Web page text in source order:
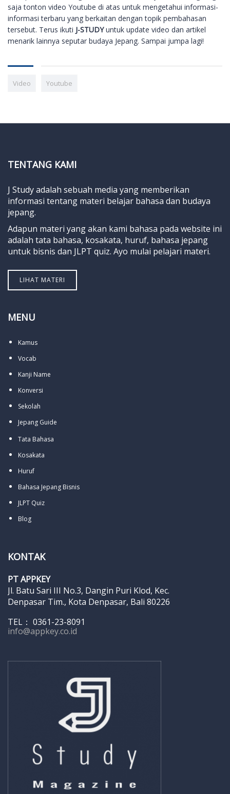
saja tonton video Youtube di atas untuk mengetahui informasi-
informasi terbaru yang berkaitan dengan topik pembahasan
tersebut. Terus ikuti J-STUDYuntuk update video dan artikel
menarik lainnya seputar budaya Jepang. Sampai jumpa lagi!
Video Youtube
TENTANG KAMI
J Study adalah sebuah media yang memberikan
informasi tentang materi belajar bahasa dan budaya
jepang.
Adapun materi yang akan kami bahasa pada website ini
adalah tata bahasa, kosakata, huruf, bahasa jepang
untuk bisnis dan JLPT quiz. Ayo mulai pelajari materi.
LIHAT MATERI
MENU
Kamus
Vocab
Kanji Name
Konversi
Sekolah
Jepang Guide
Tata Bahasa
Kosakata
Huruf
Bahasa Jepang Bisnis
JLPT Quiz
Blog
KONTAK
PT APPKEY
Jl. Batu Sari III No.3, Dangin Puri Klod, Kec.
Denpasar Tim., Kota Denpasar, Bali 80226
TEL： 0361-23-8091
info@appkey.co.id